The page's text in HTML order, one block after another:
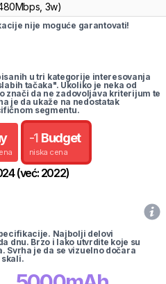
3w)
nije moguće garantovati!
u tri kategorije interesovanja
tačaka". Ukoliko je neka od
znači da ne zadovoljava kriterijum te
je da ukaže na nedostatak
segmentu.
-1 Budget
niska cena
(već: 2022)
Najbolji delovi
dnu. Brzo i lako utvrdite koje su
Svrha je da se vizuelno dočara